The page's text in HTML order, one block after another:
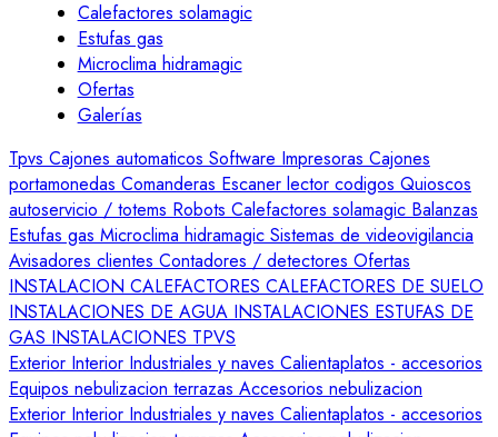
Calefactores solamagic
Estufas gas
Microclima hidramagic
Ofertas
Galerías
Tpvs Cajones automaticos Software Impresoras Cajones
portamonedas Comanderas Escaner lector codigos Quioscos
autoservicio / totems Robots Calefactores solamagic Balanzas
Estufas gas Microclima hidramagic Sistemas de videovigilancia
Avisadores clientes Contadores / detectores Ofertas
INSTALACION CALEFACTORES CALEFACTORES DE SUELO
INSTALACIONES DE AGUA INSTALACIONES ESTUFAS DE
GAS INSTALACIONES TPVS
Exterior Interior Industriales y naves Calientaplatos - accesorios
Equipos nebulizacion terrazas Accesorios nebulizacion
Exterior Interior Industriales y naves Calientaplatos - accesorios